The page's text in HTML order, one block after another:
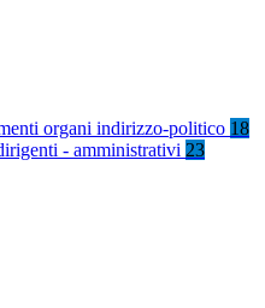
organi indirizzo-politico 18
- amministrativi 23